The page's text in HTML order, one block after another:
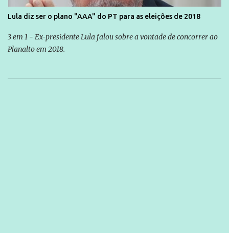
Lula diz ser o plano "AAA" do PT para as eleições de 2018
3 em 1 - Ex-presidente Lula falou sobre a vontade de concorrer ao
Planalto em 2018.